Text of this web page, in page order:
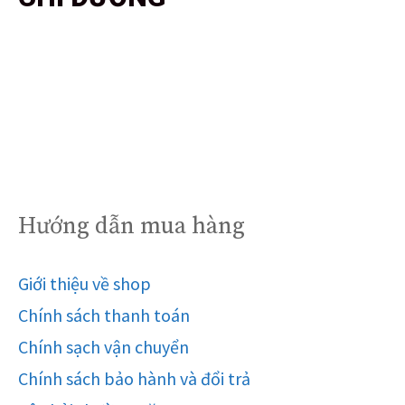
Hướng dẫn mua hàng
Giới thiệu về shop
Chính sách thanh toán
Chính sạch vận chuyển
Chính sách bảo hành và đổi trả